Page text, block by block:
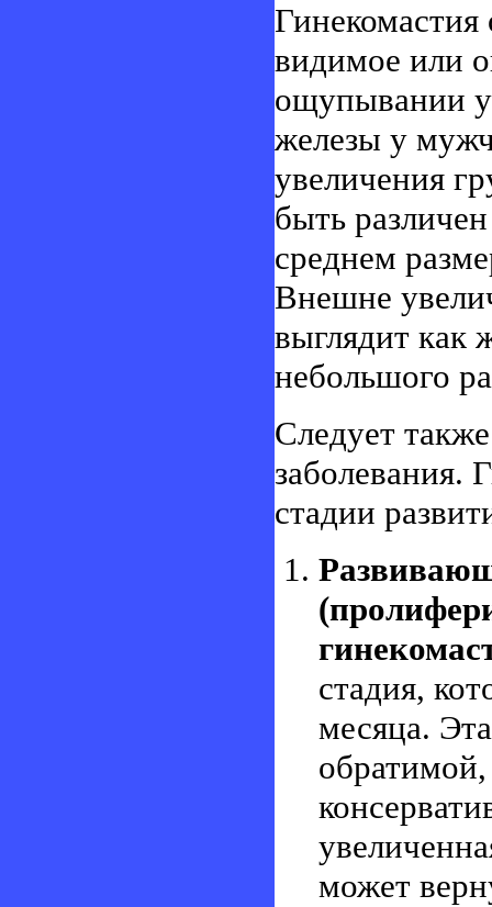
Гинекомастия
видимое или
ощупывании
железы у
увеличения
быть
среднем
Внешне
выглядит как
небольшого
Следует
заболевания.
стадии
стадия,
месяца.
может